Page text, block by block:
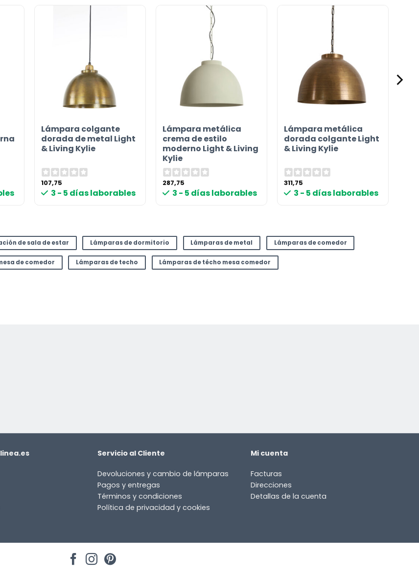
Lámpara colgante
dorada de metal Light
& Living Kylie
107,75
3 - 5 días laborables
Lámpara metálica
crema de estilo
moderno Light & Living
Kylie
287,75
3 - 5 días laborables
Lámpara metálica
dorada colgante Light
& Living Kylie
311,75
3 - 5 días laborables
de sala de estar Lámparas de dormitorio Lámparas de metal Lámparas de comedor
de comedor Lámparas de techo Lámparas de técho mesa comedor
Servicio al Cliente
Devoluciones y cambio de lámparas
Pagos y entregas
Términos y condiciones
Política de privacidad y cookies
Mi cuenta
Facturas
Direcciones
Detallas de la cuenta